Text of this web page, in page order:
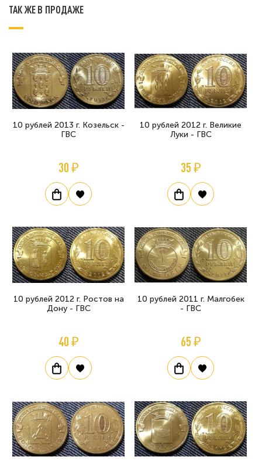
ТАК ЖЕ В ПРОДАЖЕ
10 рублей 2013 г. Козельск -
ГВС
30 ₽
10 рублей 2012 г. Великие
Луки - ГВС
35 ₽
10 рублей 2012 г. Ростов на
Дону - ГВС
40 ₽
10 рублей 2011 г. Малгобек
- ГВС
65 ₽